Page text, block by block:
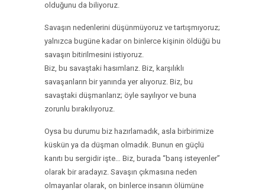
olduğunu da biliyoruz.
Savaşın nedenlerini düşünmüyoruz ve tartışmıyoruz;
yalnızca bugüne kadar on binlerce kişinin öldüğü bu
savaşın bitirilmesini istiyoruz.
Biz, bu savaştaki hasımlarız. Biz, karşılıklı
savaşanların bir yanında yer alıyoruz. Biz, bu
savaştaki düşmanlarız; öyle sayılıyor ve buna
zorunlu bırakılıyoruz.
Oysa bu durumu biz hazırlamadık, asla birbirimize
küskün ya da düşman olmadık. Bunun en güçlü
kanıtı bu sergidir işte… Biz, burada “barış isteyenler”
olarak bir aradayız. Savaşın çıkmasına neden
olmayanlar olarak, on binlerce insanın ölümüne